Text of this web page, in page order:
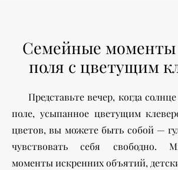
Семейные моменты
поля с цветущим
Представьте вечер, когда
поле, усыпанное цветущим
цветов, вы можете быть собой —
чувствовать себя свободно.
моменты искренних объятий,